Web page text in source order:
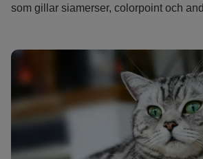
som gillar siamerser, colorpoint och